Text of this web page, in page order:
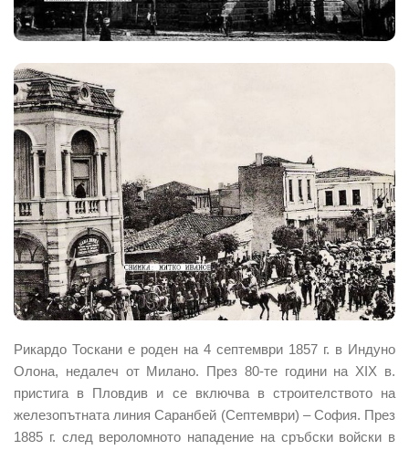
Рикардо Тоскани е роден на 4 септември 1857 г. в Индуно
Олона, недалеч от Милано. През 80-те години на ХIХ в.
пристига в Пловдив и се включва в строителството на
железопътната линия Саранбей (Септември) – София. През
1885 г. след вероломното нападение на сръбски войски в